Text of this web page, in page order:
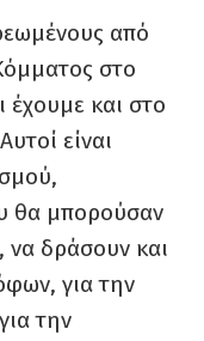
από
στο
έχουμε και στο
είναι
θα μπορούσαν
να δράσουν και
για την
την